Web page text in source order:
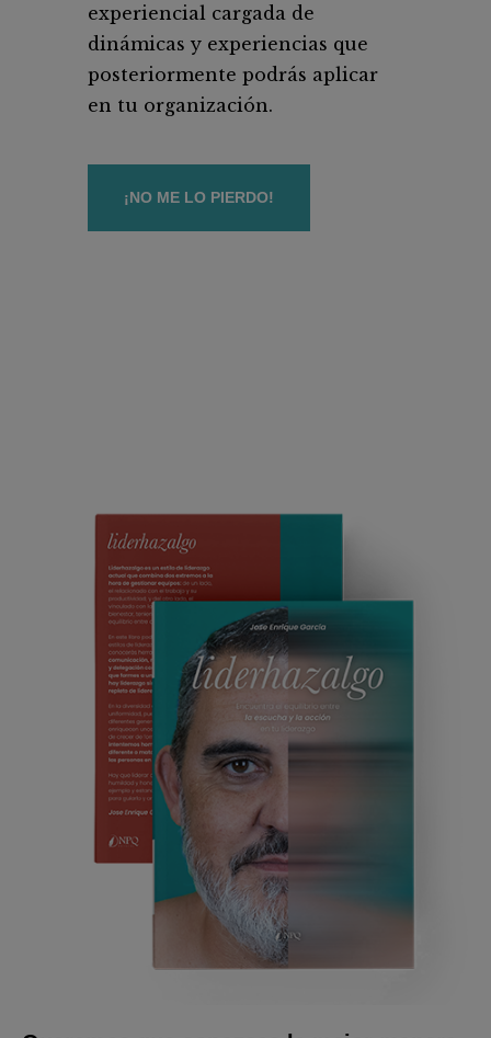
experiencial cargada de
dinámicas y experiencias que
posteriormente podrás aplicar
en tu organización.
¡NO ME LO PIERDO!